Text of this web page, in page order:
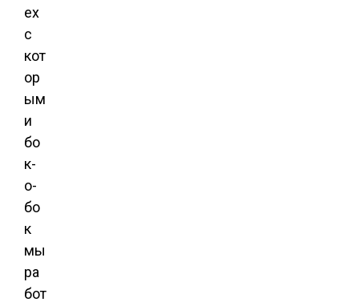
ех
с
кот
ор
ым
и
бо
к-
о-
бо
к
мы
ра
бот